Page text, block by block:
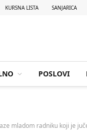
KURSNA LISTA SANJARICA
POSLOVI
mladom radniku koji je